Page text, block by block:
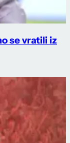
se vratili iz